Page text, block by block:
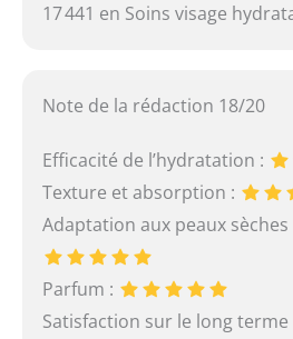
17 441 en Soins visage
Note de la rédaction 18/20
Efficacité de l’hydratation :
Texture et absorption :
Adaptation aux peaux sèches
Parfum :
Satisfaction sur le long terme